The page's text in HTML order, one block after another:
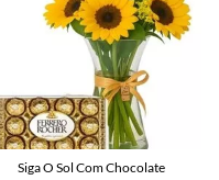
Siga O Sol Com Chocolate